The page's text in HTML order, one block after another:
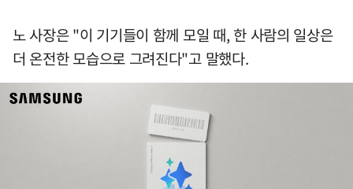
노 사장은 "이 기기들이 함께 모일 때, 한 사람의 일상은
더 온전한 모습으로 그려진다"고 말했다.